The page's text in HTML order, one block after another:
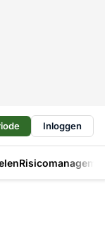
Inloggen